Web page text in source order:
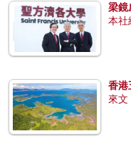
梁鏡
本社
香港
來文